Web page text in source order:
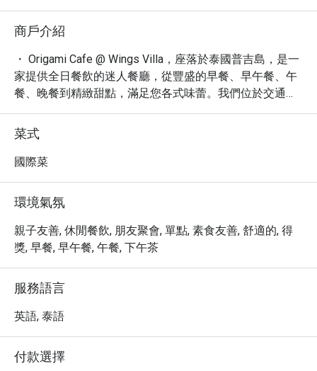
商戶介紹
・ Origami Cafe @ Wings Villa，座落於泰國普吉島，是一
家提供全日餐飲的迷人餐廳，從豐盛的早餐、早午餐、午
餐、晚餐到精緻甜點，滿足您各式味蕾。我們位於交通便
利的 Soi Pasak 8，是尋求休閒浪漫用餐體驗的在地人與遊
客的熱門選擇。
・ 網友好評高達 4.6 星，Origami Cafe 以其舒適、新潮的
休閒浪漫氛圍聞名，無論是獨自用餐或與親友同行，都能
與酒飲，特別推薦您品嚐主廚特製的創意料理，為您的旅
程增添難忘的味蕾記憶。
・ 透過 Eatigo 預訂 Origami Cafe，您可以獨享高達 5 折的
超值優惠，享受頂級美食同時聰明省錢。
菜式
國際菜
環境氣氛
親子友善, 休閒餐飲, 朋友聚會, 單點, 素食友善, 舒適的, 得
獎, 早餐, 早午餐, 午餐, 下午茶
服務語言
英語, 泰語
付款選擇